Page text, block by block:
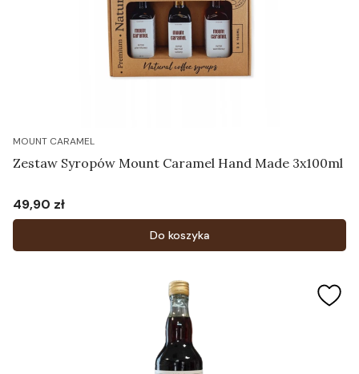
MOUNT CARAMEL
Zestaw Syropów Mount Caramel Hand Made 3x100ml
Cena
49,90 zł
Do koszyka